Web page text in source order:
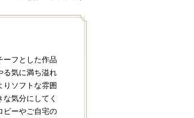
ーフとした作品
る気に満ち溢れ
りソフトな雰囲
気分にしてく
ビーやご自宅の